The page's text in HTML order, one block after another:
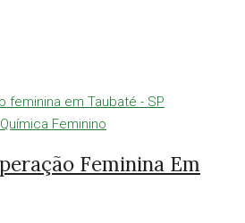
Feminino
Feminina Em